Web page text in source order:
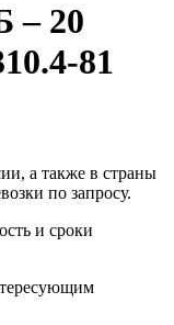
– 20
81
а также в страны
по запросу.
и сроки